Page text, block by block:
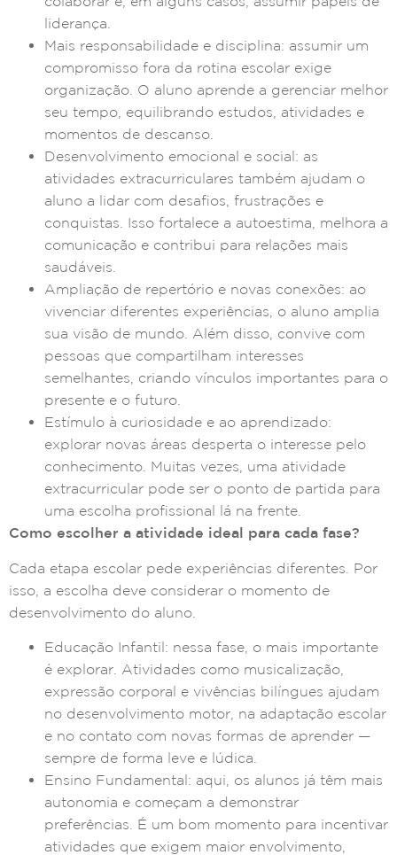
liderança.
Mais responsabilidade e disciplina: assumir um
compromisso fora da rotina escolar exige
organização. O aluno aprende a gerenciar melhor
seu tempo, equilibrando estudos, atividades e
momentos de descanso.
Desenvolvimento emocional e social: as
atividades extracurriculares também ajudam o
aluno a lidar com desafios, frustrações e
conquistas. Isso fortalece a autoestima, melhora a
comunicação e contribui para relações mais
saudáveis.
Ampliação de repertório e novas conexões: ao
vivenciar diferentes experiências, o aluno amplia
sua visão de mundo. Além disso, convive com
pessoas que compartilham interesses
semelhantes, criando vínculos importantes para o
presente e o futuro.
Estímulo à curiosidade e ao aprendizado:
explorar novas áreas desperta o interesse pelo
conhecimento. Muitas vezes, uma atividade
extracurricular pode ser o ponto de partida para
uma escolha profissional lá na frente.
Como escolher a atividade ideal para cada fase?
Cada etapa escolar pede experiências diferentes. Por
isso, a escolha deve considerar o momento de
desenvolvimento do aluno.
Educação Infantil: nessa fase, o mais importante
é explorar. Atividades como musicalização,
expressão corporal e vivências bilíngues ajudam
no desenvolvimento motor, na adaptação escolar
e no contato com novas formas de aprender —
sempre de forma leve e lúdica.
Ensino Fundamental: aqui, os alunos já têm mais
autonomia e começam a demonstrar
preferências. É um bom momento para incentivar
atividades que exigem maior envolvimento,